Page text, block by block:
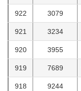
922 3079
921 3234
920 3955
919 7689
918 9244